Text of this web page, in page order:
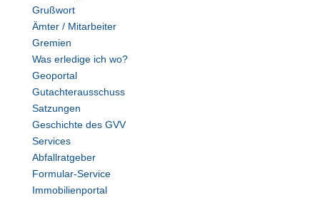
Grußwort
Ämter / Mitarbeiter
Gremien
Was erledige ich wo?
Geoportal
Gutachterausschuss
Satzungen
Geschichte des GVV
Services
Abfallratgeber
Formular-Service
Immobilienportal